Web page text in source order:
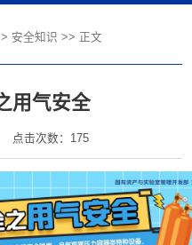
安全知识 >> 正文
用气安全
点击次数： 175